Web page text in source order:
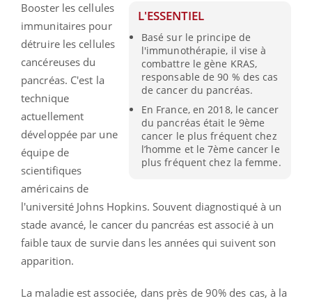
L'ESSENTIEL
Basé sur le principe de
l'immunothérapie, il vise à
combattre le gène KRAS,
responsable de 90 % des cas
de cancer du pancréas.
En France, en 2018, le cancer
du pancréas était le 9ème
cancer le plus fréquent chez
l’homme et le 7ème cancer le
plus fréquent chez la femme.
Booster les cellules
immunitaires pour
détruire les cellules
cancéreuses du
pancréas. C'est la
technique
actuellement
développée par une
équipe de
scientifiques
américains de
l'université Johns Hopkins. Souvent diagnostiqué à un
stade avancé, le cancer du pancréas est associé à un
faible taux de survie dans les années qui suivent son
apparition.
La maladie est associée, dans près de 90% des cas, à la